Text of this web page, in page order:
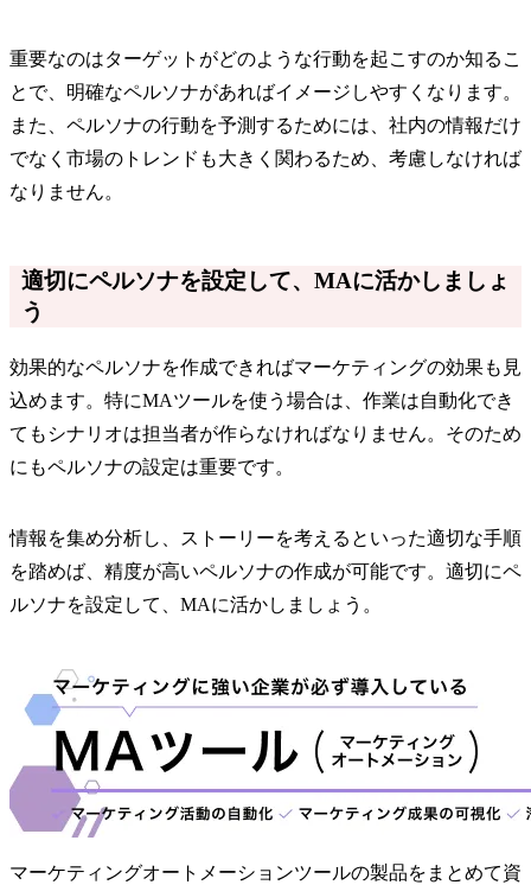
重要なのはターゲットがどのような行動を起こすのか知るこ
とで、明確なペルソナがあればイメージしやすくなります。
また、ペルソナの行動を予測するためには、社内の情報だけ
でなく市場のトレンドも大きく関わるため、考慮しなければ
なりません。
適切にペルソナを設定して、MAに活かしましょ
う
効果的なペルソナを作成できればマーケティングの効果も見
込めます。特にMAツールを使う場合は、作業は自動化でき
てもシナリオは担当者が作らなければなりません。そのため
にもペルソナの設定は重要です。
情報を集め分析し、ストーリーを考えるといった適切な手順
を踏めば、精度が高いペルソナの作成が可能です。適切にペ
ルソナを設定して、MAに活かしましょう。
マーケティングオートメーションツールの製品をまとめて資